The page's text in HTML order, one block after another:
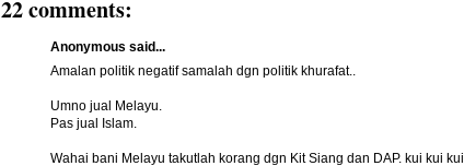
22 comments:
Anonymous said...
Amalan politik negatif samalah dgn politik khurafat..
Umno jual Melayu.
Pas jual Islam.
Wahai bani Melayu takutlah korang dgn Kit Siang dan DAP. kui kui kui